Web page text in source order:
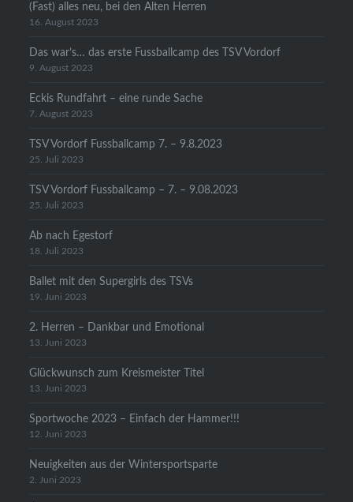
(Fast) alles neu, bei den Alten Herren
16. August 2023
Das war’s… das erste Fussballcamp des TSV Vordorf
9. August 2023
Eckis Rundfahrt – eine runde Sache
7. August 2023
TSV Vordorf Fussballcamp 7. – 9.8.2023
25. Juli 2023
TSV Vordorf Fussballcamp – 7. – 9.08.2023
25. Juli 2023
Ab nach Egestorf
18. Juli 2023
Ballet mit den Supergirls des TSVs
19. Juni 2023
2. Herren – Dankbar und Emotional
13. Juni 2023
Glückwunsch zum Kreismeister Titel
13. Juni 2023
Sportwoche 2023 – Einfach der Hammer!!!
12. Juni 2023
Neuigkeiten aus der Wintersportsparte
2. Juni 2023